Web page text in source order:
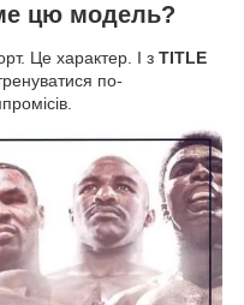
цю модель?
Це характер. І з TITLE
по-